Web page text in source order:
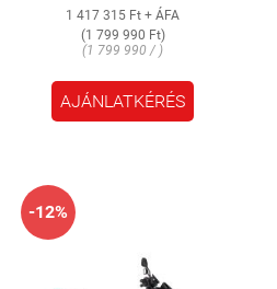
1 417 315 Ft + ÁFA
(1 799 990 Ft)
(1 799 990 / )
AJÁNLATKÉRÉS
-12%